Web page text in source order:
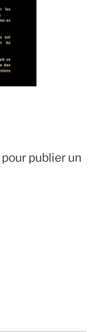
pour publier un